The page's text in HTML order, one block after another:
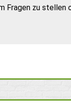
Fragen zu stellen